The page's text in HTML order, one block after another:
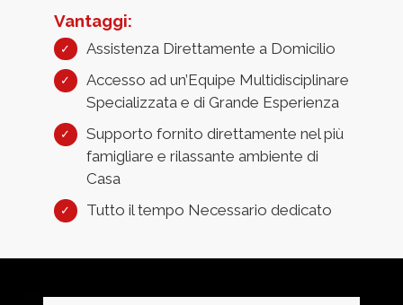
Vantaggi:
Assistenza Direttamente a Domicilio
Accesso ad un’Equipe Multidisciplinare
Specializzata e di Grande Esperienza
Supporto fornito direttamente nel più
famigliare e rilassante ambiente di
Casa
Tutto il tempo Necessario dedicato